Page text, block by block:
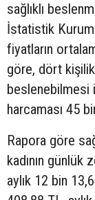
sağlıklı
İstatistik
fiyatların
göre, dört
beslenebilmesi
harcaması 45
Rapora göre
kadının günlük
aylık 12 bin